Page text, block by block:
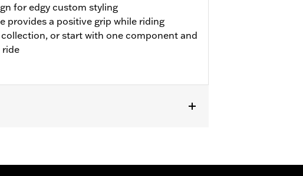
for edgy custom styling
provides a positive grip while riding
or start with one component and
ride